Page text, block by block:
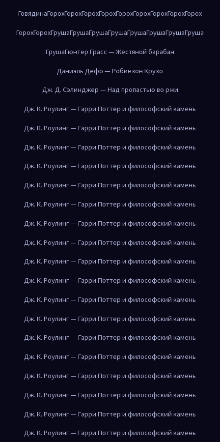
ГовядинаГорохГорохГорохГорохГорохГорохГорохГорохГорох
ГорохГорохГрушаГрушаГрушаГрушаГрушаГрушаГрушаГруша
ГрушаГюнтер Грасс — Жестяной барабан
Даниэль Дефо — Робинзон Крузо
Дж. Д. Сэлинджер — Над пропастью во ржи
Дж. К. Роулинг — Гарри Поттер и философский камень
Дж. К. Роулинг — Гарри Поттер и философский камень
Дж. К. Роулинг — Гарри Поттер и философский камень
Дж. К. Роулинг — Гарри Поттер и философский камень
Дж. К. Роулинг — Гарри Поттер и философский камень
Дж. К. Роулинг — Гарри Поттер и философский камень
Дж. К. Роулинг — Гарри Поттер и философский камень
Дж. К. Роулинг — Гарри Поттер и философский камень
Дж. К. Роулинг — Гарри Поттер и философский камень
Дж. К. Роулинг — Гарри Поттер и философский камень
Дж. К. Роулинг — Гарри Поттер и философский камень
Дж. К. Роулинг — Гарри Поттер и философский камень
Дж. К. Роулинг — Гарри Поттер и философский камень
Дж. К. Роулинг — Гарри Поттер и философский камень
Дж. К. Роулинг — Гарри Поттер и философский камень
Дж. К. Роулинг — Гарри Поттер и философский камень
Дж. К. Роулинг — Гарри Поттер и философский камень
Дж. К. Роулинг — Гарри Поттер и философский камень